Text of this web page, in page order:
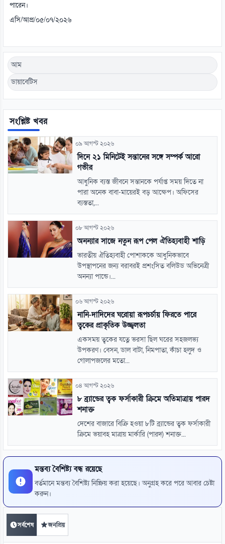
পারেন।
এসি/আপ্র/০৫/০৭/২০২৬
আম
ডায়াবেটিস
সংশ্লিষ্ট খবর
০৯ আগস্ট ২০২৬
দিনে ২১ মিনিটেই সন্তানের সঙ্গে সম্পর্ক আরো
গভীর
আধুনিক ব্যস্ত জীবনে সন্তানকে পর্যাপ্ত সময় দিতে না
পারা অনেক বাবা-মায়েরই বড় আক্ষেপ। অফিসের
ব্যস্ততা,...
০৮ আগস্ট ২০২৬
অনন্যার সাজে নতুন রূপ পেল ঐতিহ্যবাহী শাড়ি
ভারতীয় ঐতিহ্যবাহী পোশাককে আধুনিকভাবে
উপস্থাপনের জন্য বরাবরই প্রশংসিত বলিউড অভিনেত্রী
অনন্যা পান্ডে।...
০৬ আগস্ট ২০২৬
নানি-দাদিদের ঘরোয়া রূপচর্চায় ফিরতে পারে
ত্বকের প্রাকৃতিক উজ্জ্বলতা
একসময় ত্বকের যত্নে ভরসা ছিল ঘরের সহজলভ্য
উপকরণ। বেসন, ডাল বাটা, নিমপাতা, কাঁচা হলুদ ও
গোলাপজলের মতো...
০৪ আগস্ট ২০২৬
৮ ব্র্যান্ডের ত্বক ফর্সাকারী ক্রিমে অতিমাত্রায় পারদ
শনাক্ত
দেশের বাজারে বিক্রি হওয়া ৮টি ব্র্যান্ডের ত্বক ফর্সাকারী
ক্রিমে ভয়াবহ মাত্রায় মার্কারি (পারদ) শনাক্ত...
মন্তব্য বৈশিষ্ট্য বন্ধ রয়েছে
বর্তমানে মন্তব্য বৈশিষ্ট্য নিষ্ক্রিয় করা হয়েছে। অনুগ্রহ করে পরে আবার চেষ্টা
করুন।
সর্বশেষ জনপ্রিয়